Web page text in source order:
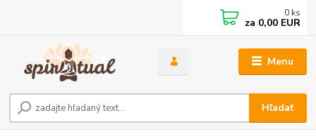
Menu
Hľadať
0 ks
za 0,00 EUR